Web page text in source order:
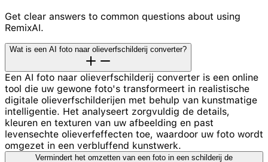
Get clear answers to common questions about using
RemixAI.
Wat is een AI foto naar olieverfschilderij converter?
Een AI foto naar olieverfschilderij converter is een online
tool die uw gewone foto's transformeert in realistische
digitale olieverfschilderijen met behulp van kunstmatige
intelligentie. Het analyseert zorgvuldig de details,
kleuren en texturen van uw afbeelding en past
levensechte olieverfeffecten toe, waardoor uw foto wordt
omgezet in een verbluffend kunstwerk.
Vermindert het omzetten van een foto in een schilderij de